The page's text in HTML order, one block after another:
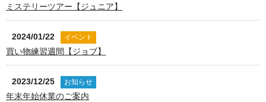
ミステリーツアー【ジュニア】
2024/01/22 イベント
買い物練習週間【ジョブ】
2023/12/25 お知らせ
年末年始休業のご案内